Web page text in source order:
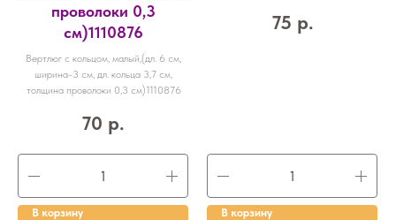
проволоки 0,3
см)1110876
Вертлюг с кольцом, малый,(дл. 6 см,
ширина-3 см, дл. кольца 3,7 см,
толщина проволоки 0,3 см)1110876
70 р.
В корзину
75 р.
В корзину